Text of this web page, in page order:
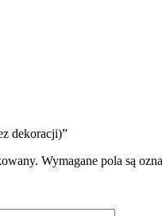
dekoracji)”
Wymagane pola są